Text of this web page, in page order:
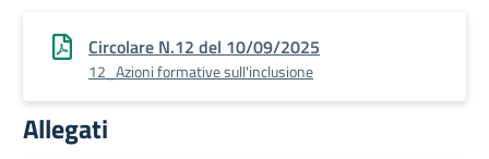
Circolare N.12 del 10/09/2025
12_Azioni formative sull'inclusione
Allegati